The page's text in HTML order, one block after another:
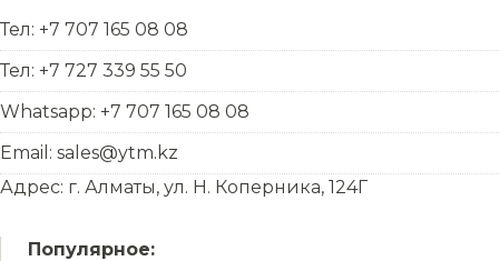
Тел: +7 707 165 08 08
Тел: +7 727 339 55 50
Whatsapp: +7 707 165 08 08
Email: sales@ytm.kz
Адрес: г. Алматы, ул. Н. Коперника, 124Г
Популярное: